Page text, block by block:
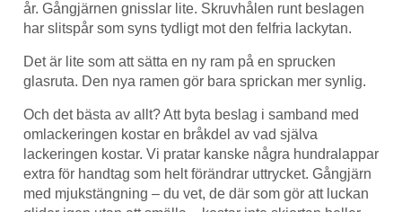
år. Gångjärnen gnisslar lite. Skruvhålen runt beslagen
har slitspår som syns tydligt mot den felfria lackytan.
Det är lite som att sätta en ny ram på en sprucken
glasruta. Den nya ramen gör bara sprickan mer synlig.
Och det bästa av allt? Att byta beslag i samband med
omlackeringen kostar en bråkdel av vad själva
lackeringen kostar. Vi pratar kanske några hundralappar
extra för handtag som helt förändrar uttrycket. Gångjärn
med mjukstängning – du vet, de där som gör att luckan